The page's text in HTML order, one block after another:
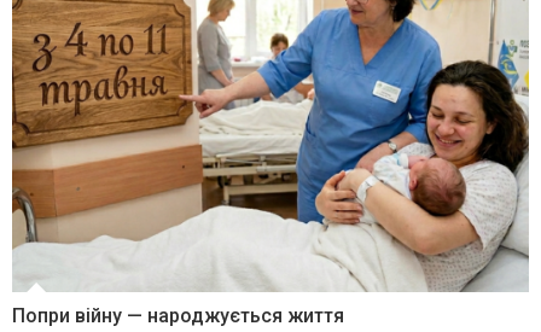
Попри війну — народжується життя